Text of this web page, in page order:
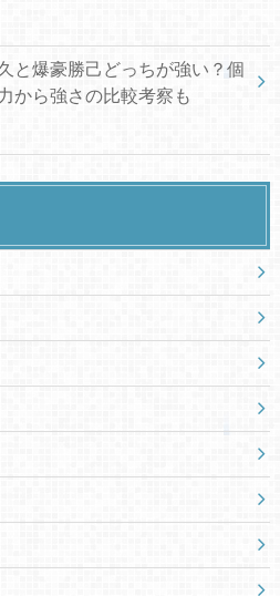
と爆豪勝己どっちが強い？個
から強さの比較考察も